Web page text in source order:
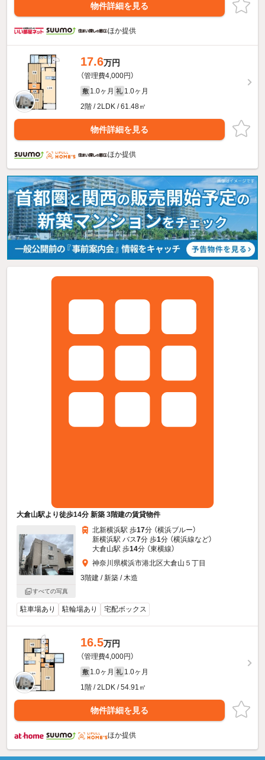
物件詳細を見る
ほか提供
17.6万円
（管理費4,000円）
敷 1.0ヶ月 礼 1.0ヶ月
2階 / 2LDK / 61.48㎡
物件詳細を見る
ほか提供
大倉山駅より徒歩14分 新築 3階建の賃貸物件
すべての写真
北新横浜駅 歩17分 （横浜ブルー）
新横浜駅 バス7分 歩1分 （横浜線など）
大倉山駅 歩14分 （東横線）
神奈川県横浜市港北区大倉山５丁目
3階建 / 新築 / 木造
駐車場あり 駐輪場あり 宅配ボックス
16.5万円
（管理費4,000円）
敷 1.0ヶ月 礼 1.0ヶ月
1階 / 2LDK / 54.91㎡
物件詳細を見る
ほか提供